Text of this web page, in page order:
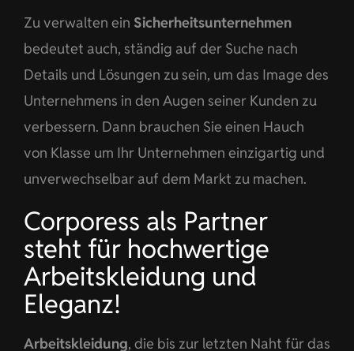
Zu verwalten ein Sicherheitsunternehmen
bedeutet auch, ständig auf der Suche nach
Details und Lösungen zu sein, um das Image des
Unternehmens in den Augen seiner Kunden zu
verbessern. Dann brauchen Sie einen Hauch
von Klasse um Ihr Unternehmen einzigartig und
unverwechselbar auf dem Markt zu machen.
Corporess als Partner
steht für hochwertige
Arbeitskleidung und
Eleganz!
Arbeitskleidung, die bis zur letzten Naht für das